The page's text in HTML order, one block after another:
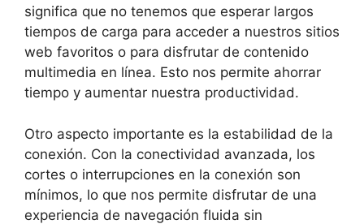
significa que no tenemos⁢ que esperar largos
tiempos de carga para acceder a nuestros sitios
web favoritos o para disfrutar de contenido
multimedia‍ en línea. Esto nos permite ahorrar
tiempo⁢ y aumentar nuestra productividad.
Otro aspecto importante es la estabilidad de la
conexión. Con la conectividad avanzada, los
cortes o interrupciones en la ​conexión son
mínimos,⁤ lo que ‍nos permite⁣ disfrutar de ⁣una
experiencia de navegación fluida sin